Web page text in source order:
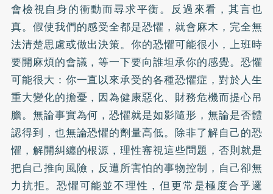
會檢視自身的衝動而尋求平衡。反過來看，其言也
真。假使我們的感受全都是恐懼，就會麻木，完全無
法清楚思慮或做出決策。你的恐懼可能很小，上班時
要開麻煩的會議，等一下要向誰坦承你的感覺。恐懼
可能很大：你一直以來承受的各種恐懼症，對於人生
重大變化的擔憂，因為健康惡化、財務危機而提心吊
膽。無論事實為何，恐懼就是如影隨形，無論是否體
認得到，也無論恐懼的劑量高低。除非了解自己的恐
懼，解開糾纏的根源，理性審視這些問題，否則就是
把自己推向風險，反遭所害怕的事物控制，自己卻無
力抗拒。恐懼可能並不理性，但更常是極度合乎邏